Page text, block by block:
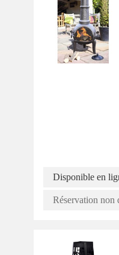
Disponible en
Réservation non